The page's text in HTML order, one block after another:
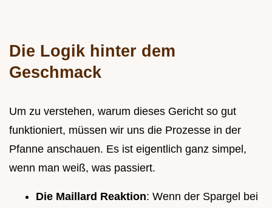
Die Logik hinter dem
Geschmack
Um zu verstehen, warum dieses Gericht so gut
funktioniert, müssen wir uns die Prozesse in der
Pfanne anschauen. Es ist eigentlich ganz simpel,
wenn man weiß, was passiert.
Die Maillard Reaktion: Wenn der Spargel bei